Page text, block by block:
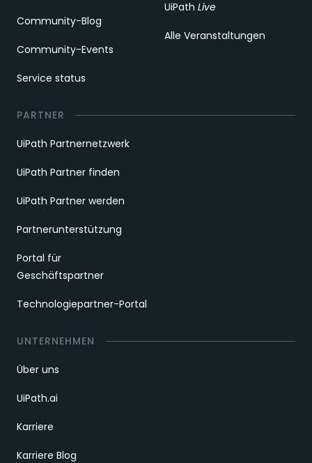
Community-Blog
Community-Events
Service status
UiPath Live
Alle Veranstaltungen
PARTNER
UiPath Partnernetzwerk
UiPath Partner finden
UiPath Partner werden
Partnerunterstützung
Portal für
Geschäftspartner
Technologiepartner-Portal
UNTERNEHMEN
Über uns
UiPath.ai
Karriere
Karriere Blog